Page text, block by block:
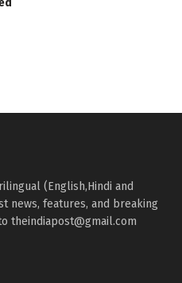
(English,Hindi and
news, features, and breaking
theindiapost@gmail.com